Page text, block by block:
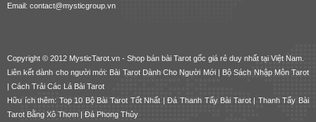
Email: contact@mysticgroup.vn
Copyright © 2012 MysticTarot.vn - Shop bán bài Tarot gốc giá rẻ duy nhất tại Việt Nam.
Liên kết dành cho người mới: Bài Tarot Dành Cho Người Mới|
Bộ Sách Nhập Môn Tarot
Cách Trải Các Lá Bài Tarot
Hữu ích thêm: Top 10 Bộ Bài Tarot Tốt Nhất |Đá Thanh Tẩy Bài Tarot| Thanh Tẩy Bài
Tarot Bằng Xô Thơm
Đá Phong Thủy